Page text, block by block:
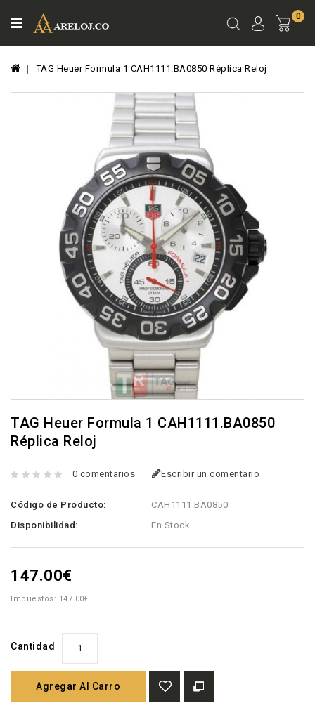
0
TAG Heuer Formula 1 CAH1111.BA0850 Réplica Reloj
TAG Heuer Formula 1 CAH1111.BA0850
Réplica Reloj
0 comentarios Escribir un comentario
Código de Producto:
CAH1111.BA0850
Disponibilidad:
En Stock
147.00€
Impuestos: 147.00€
Cantidad
Agregar Al Carro